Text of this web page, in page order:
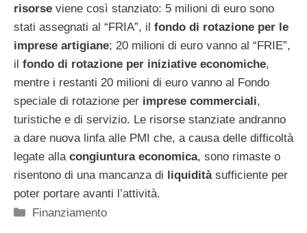
risorse viene così stanziato: 5 milioni di euro sono
stati assegnati al “FRIA”, il fondo di rotazione per le
imprese artigiane; 20 milioni di euro vanno al “FRIE”,
il fondo di rotazione per iniziative economiche,
mentre i restanti 20 milioni di euro vanno al Fondo
speciale di rotazione per imprese commerciali,
turistiche e di servizio. Le risorse stanziate andranno
a dare nuova linfa alle PMI che, a causa delle difficoltà
legate alla congiuntura economica, sono rimaste o
risentono di una mancanza di
liquiditàsufficiente per
poter portare avanti l’attività.
Categorie
Finanziamento